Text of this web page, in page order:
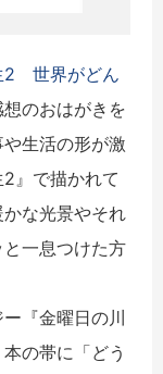
2 世界がどん
想のおはがきを
生活の形が激
』で描かれて
な光景やそれ
一息つけた方
『金曜日の川
の帯に「どう